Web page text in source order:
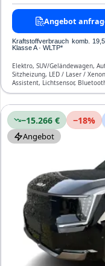
Angebot
Kraftstoffverbrauch komb.
Klasse A · WLTP*
Elektro, SUV/Geländewagen,
Sitzheizung, LED / Laser /
Assistent, Lichtsensor,
Klimatisierung, Front-, Seiten-
−15.266 € −18%
Angebot